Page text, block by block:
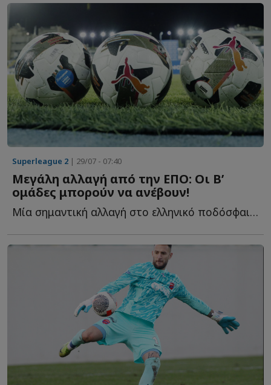
Superleague 2 | 29/07 - 07:40
Μεγάλη αλλαγή από την ΕΠΟ: Οι Β’
ομάδες μπορούν να ανέβουν!
Μία σημαντική αλλαγή στο ελληνικό ποδόσφαιρο φέρνει η...